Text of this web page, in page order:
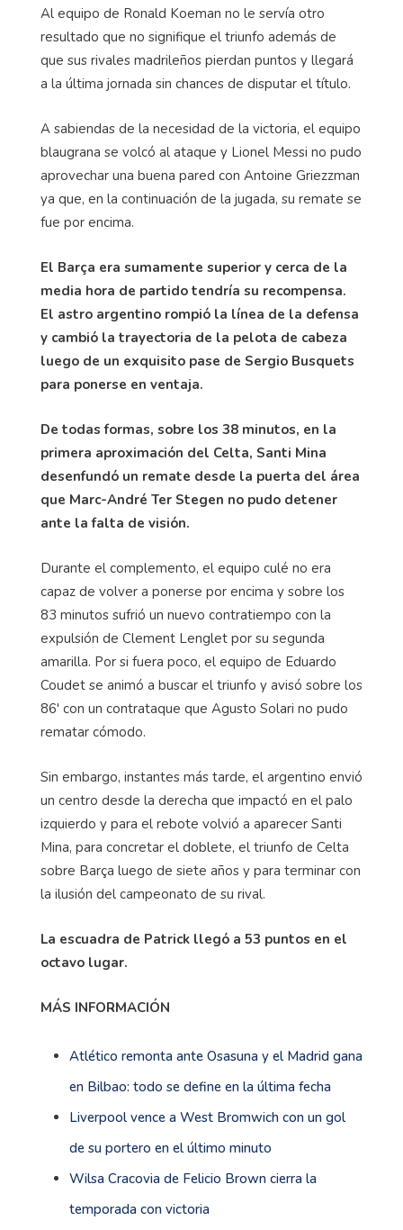
Al equipo de Ronald Koeman no le servía otro
resultado que no signifique el triunfo además de
que sus rivales madrileños pierdan puntos y llegará
a la última jornada sin chances de disputar el título.
A sabiendas de la necesidad de la victoria, el equipo
blaugrana se volcó al ataque y Lionel Messi no pudo
aprovechar una buena pared con Antoine Griezzman
ya que, en la continuación de la jugada, su remate se
fue por encima.
El Barça era sumamente superior y cerca de la
media hora de partido tendría su recompensa.
El astro argentino rompió la línea de la defensa
y cambió la trayectoria de la pelota de cabeza
luego de un exquisito pase de Sergio Busquets
para ponerse en ventaja.
De todas formas, sobre los 38 minutos, en la
primera aproximación del Celta, Santi Mina
desenfundó un remate desde la puerta del área
que Marc-André Ter Stegen no pudo detener
ante la falta de visión.
Durante el complemento, el equipo culé no era
capaz de volver a ponerse por encima y sobre los
83 minutos sufrió un nuevo contratiempo con la
expulsión de Clement Lenglet por su segunda
amarilla. Por si fuera poco, el equipo de Eduardo
Coudet se animó a buscar el triunfo y avisó sobre los
86' con un contrataque que Agusto Solari no pudo
rematar cómodo.
Sin embargo, instantes más tarde, el argentino envió
un centro desde la derecha que impactó en el palo
izquierdo y para el rebote volvió a aparecer Santi
Mina, para concretar el doblete, el triunfo de Celta
sobre Barça luego de siete años y para terminar con
la ilusión del campeonato de su rival.
La escuadra de Patrick llegó a 53 puntos en el
octavo lugar.
MÁS INFORMACIÓN
Atlético remonta ante Osasuna y el Madrid gana
en Bilbao: todo se define en la última fecha
Liverpool vence a West Bromwich con un gol
de su portero en el último minuto
Wilsa Cracovia de Felicio Brown cierra la
temporada con victoria